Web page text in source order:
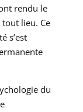
rendu le
lieu. Ce
s’est
du